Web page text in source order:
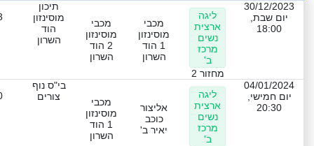
30/12/2023
יום שבת,
18:00
ליגה
ארצית
נשים
מרכז
ב'
מחזור 2
מכבי
מוסינזון
1 הוד
השרון
מכבי
מוסינזון
2 הוד
השרון
תיכון
מוסינזון
הוד
השרון
04/01/2024
יום חמישי,
20:30
ליגה
ארצית
נשים
מרכז
ב'
אליצור
כוכב
יאיר ב'
מכבי
מוסינזון
1 הוד
השרון
בי"ס נוף
צורים